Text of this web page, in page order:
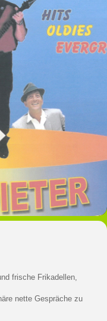
frische Frikadellen,
nette Gespräche zu